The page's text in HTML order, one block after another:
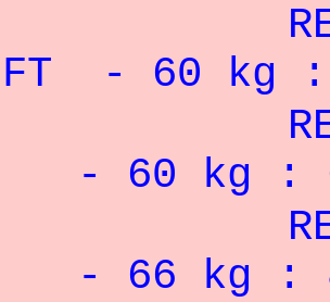
- 60
- 60 kg :
- 66 kg :